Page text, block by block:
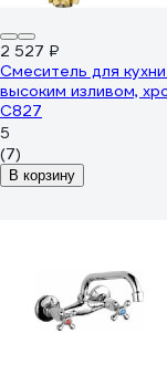
2 527 ₽
Смеситель для
высоким изливом,
C827
5
(7)
В корзину